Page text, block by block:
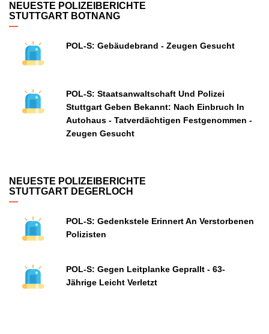
NEUESTE POLIZEIBERICHTE
STUTTGART BOTNANG
POL-S: Gebäudebrand - Zeugen Gesucht
POL-S: Staatsanwaltschaft Und Polizei
Stuttgart Geben Bekannt: Nach Einbruch In
Autohaus - Tatverdächtigen Festgenommen -
Zeugen Gesucht
NEUESTE POLIZEIBERICHTE
STUTTGART DEGERLOCH
POL-S: Gedenkstele Erinnert An Verstorbenen
Polizisten
POL-S: Gegen Leitplanke Geprallt - 63-
Jährige Leicht Verletzt